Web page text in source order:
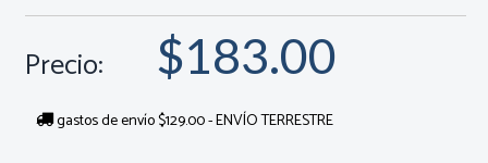
Precio: $183.00
gastos de envío $129.00 - ENVÍO TERRESTRE